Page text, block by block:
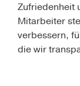
Zufriedenheit
Mitarbeiter
verbessern,
die wir